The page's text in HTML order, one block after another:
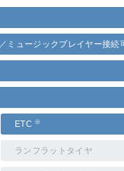
ミュージックプレイヤー接続
ETC ※
ランフラットタイヤ